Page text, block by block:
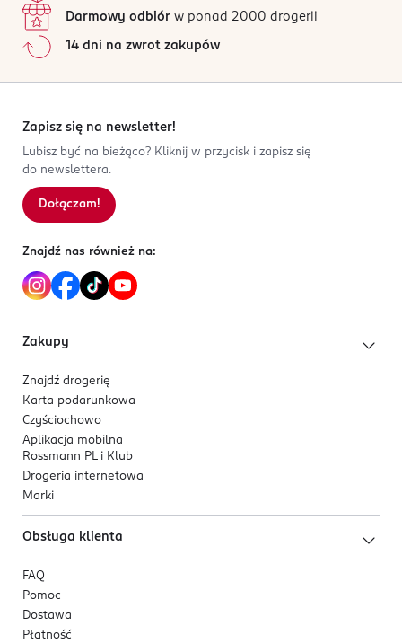
Darmowy odbiór w ponad 2000 drogerii
14 dni na zwrot zakupów
Zapisz się na newsletter!
Lubisz być na bieżąco? Kliknij w przycisk i zapisz się
do newslettera.
Dołączam!
Znajdź nas również na:
Zakupy
Znajdź drogerię
Karta podarunkowa
Czyściochowo
Aplikacja mobilna
Rossmann PL i Klub
Drogeria internetowa
Marki
Obsługa klienta
FAQ
Pomoc
Dostawa
Płatność